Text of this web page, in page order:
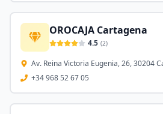
OROCAJA Cartagena
4.5 (2)
Av. Reina Victoria Eugenia, 26, 30204
+34 968 52 67 05